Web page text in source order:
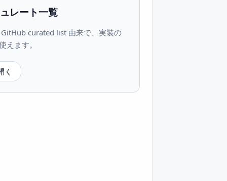
レート一覧
curated list 由来で、実装の
えます。
く